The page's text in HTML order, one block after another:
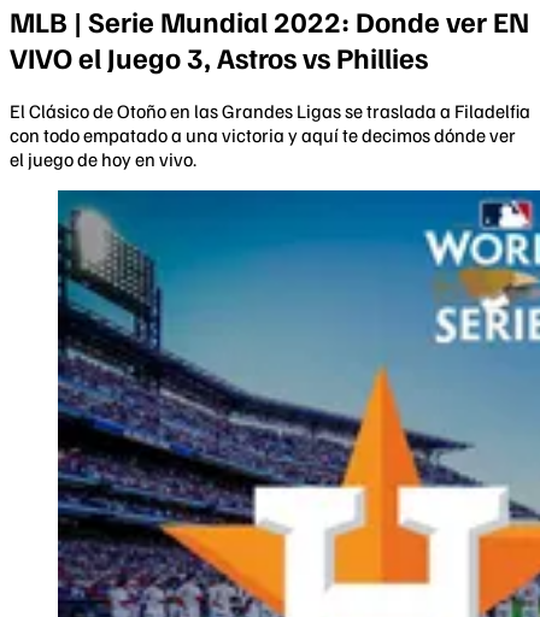
MLB | Serie Mundial 2022: Donde ver EN
VIVO el Juego 3, Astros vs Phillies
El Clásico de Otoño en las Grandes Ligas se traslada a Filadelfia
con todo empatado a una victoria y aquí te decimos dónde ver
el juego de hoy en vivo.